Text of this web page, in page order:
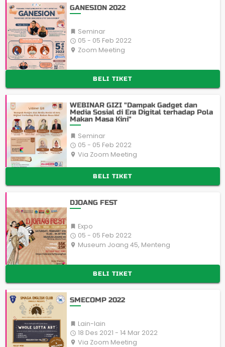
GANESION 2022
Seminar
 05 - 05 Feb 2022
place Zoom Meeting
BELI TIKET
WEBINAR GIZI "Dampak Gadget dan
Media Sosial di Era Digital terhadap Pola
Makan Masa Kini"
Seminar
 05 - 05 Feb 2022
place Via Zoom Meeting
BELI TIKET
DJOANG FEST
Expo
 05 - 05 Feb 2022
place Museum Joang 45, Menteng
BELI TIKET
SMECOMP 2022
Lain-lain
 18 Des 2021 - 14 Mar 2022
place Via Zoom Meeting